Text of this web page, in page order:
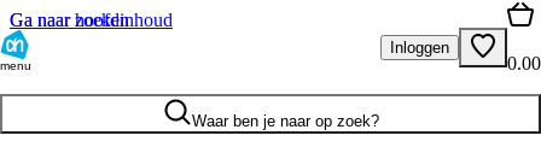
Ga naar hoofdinhoud
Ga naar zoeken
menu
Inloggen
0.00
Waar ben je naar op zoek?